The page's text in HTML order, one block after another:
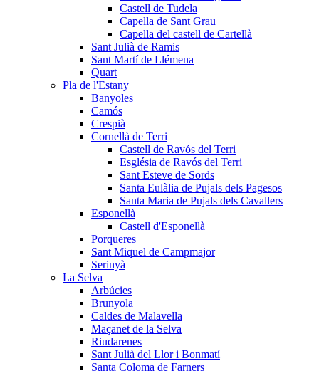
Castell de Tudela
Capella de Sant Grau
Capella del castell de Cartellà
Sant Julià de Ramis
Sant Martí de Llémena
Quart
Pla de l'Estany
Banyoles
Camós
Crespià
Cornellà de Terri
Castell de Ravós del Terri
Església de Ravós del Terri
Sant Esteve de Sords
Santa Eulàlia de Pujals dels Pagesos
Santa Maria de Pujals dels Cavallers
Esponellà
Castell d'Esponellà
Porqueres
Sant Miquel de Campmajor
Serinyà
La Selva
Arbúcies
Brunyola
Caldes de Malavella
Maçanet de la Selva
Riudarenes
Sant Julià del Llor i Bonmatí
Santa Coloma de Farners